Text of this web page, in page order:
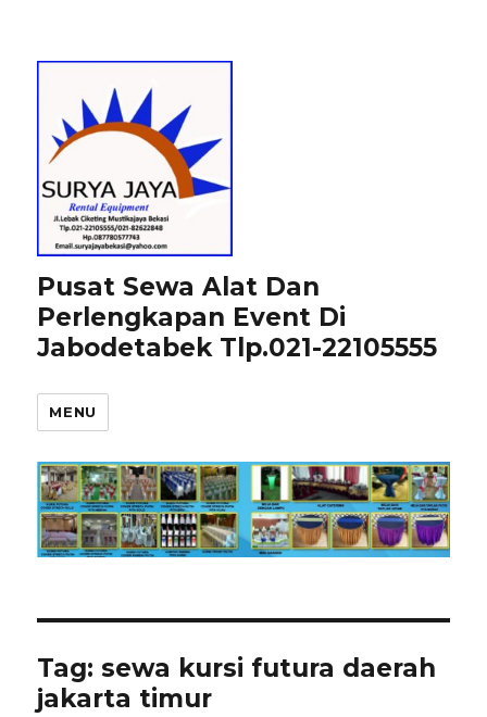
Pusat Sewa Alat Dan
Perlengkapan Event Di
Jabodetabek Tlp.021-22105555
MENU
Tag:sewa kursi futura daerah
jakarta timur